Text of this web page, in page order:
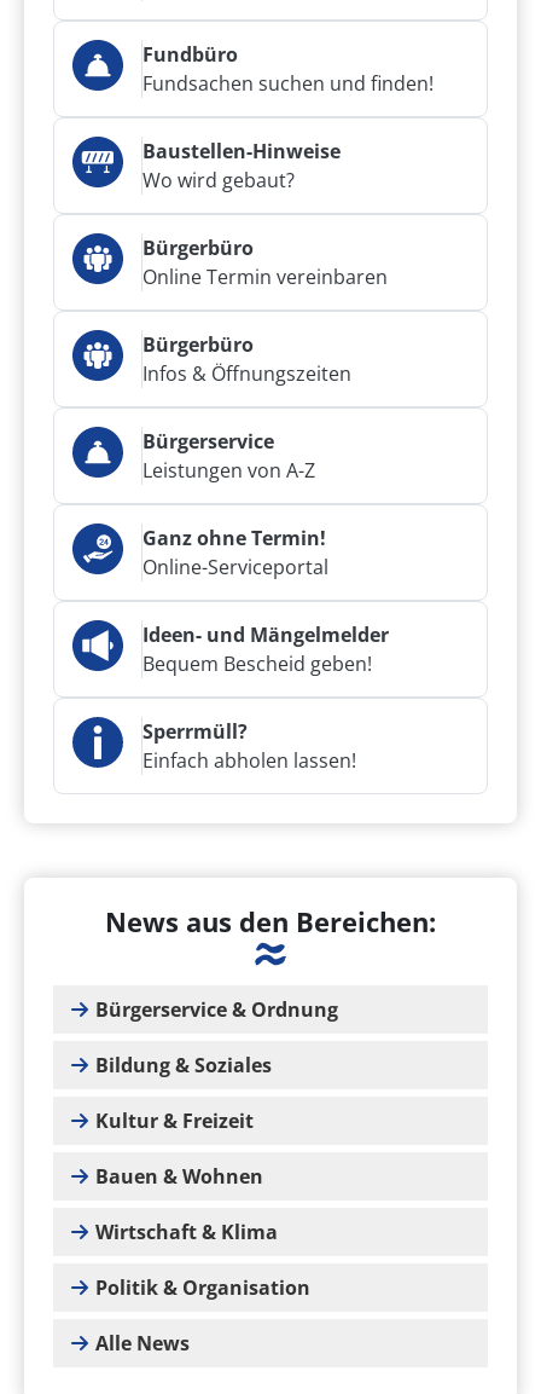
Fundbüro
Fundsachen suchen und finden!
Baustellen-Hinweise
Wo wird gebaut?
Bürgerbüro
Online Termin vereinbaren
Bürgerbüro
Infos & Öffnungszeiten
Bürgerservice
Leistungen von A-Z
Ganz ohne Termin!
Online-Serviceportal
Ideen- und Mängelmelder
Bequem Bescheid geben!
Sperrmüll?
Einfach abholen lassen!
News aus den Bereichen:
Bürgerservice & Ordnung
Bildung & Soziales
Kultur & Freizeit
Bauen & Wohnen
Wirtschaft & Klima
Politik & Organisation
Alle News